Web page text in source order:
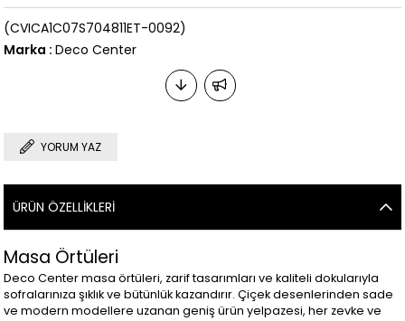
(CVICA1C07S704811ET-0092)
Marka : Deco Center
YORUM YAZ
ÜRÜN ÖZELLIKLERI
Masa Örtüleri
Deco Center masa örtüleri, zarif tasarımları ve kaliteli dokularıyla
sofralarınıza şıklık ve bütünlük kazandırır. Çiçek desenlerinden sade
ve modern modellere uzanan geniş ürün yelpazesi, her zevke ve